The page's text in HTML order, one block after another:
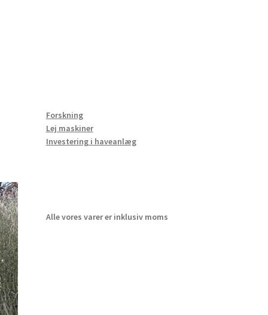
Forskning
Lej maskiner
Investering i haveanlæg
Alle vores varer er inklusiv moms